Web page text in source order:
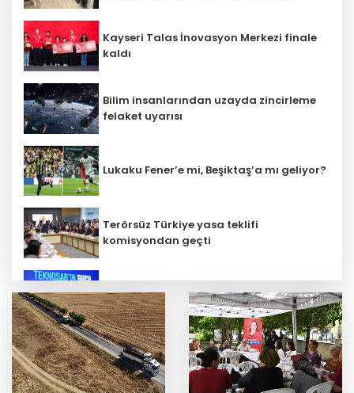
Kayseri Talas İnovasyon Merkezi finale
kaldı
Bilim insanlarından uzayda zincirleme
felaket uyarısı
Lukaku Fener’e mi, Beşiktaş’a mı geliyor?
Terörsüz Türkiye yasa teklifi
komisyondan geçti
önde! Dev lansmanda neler oldu?
İş Bankası Grubu üst yönetiminde görev
değişimi